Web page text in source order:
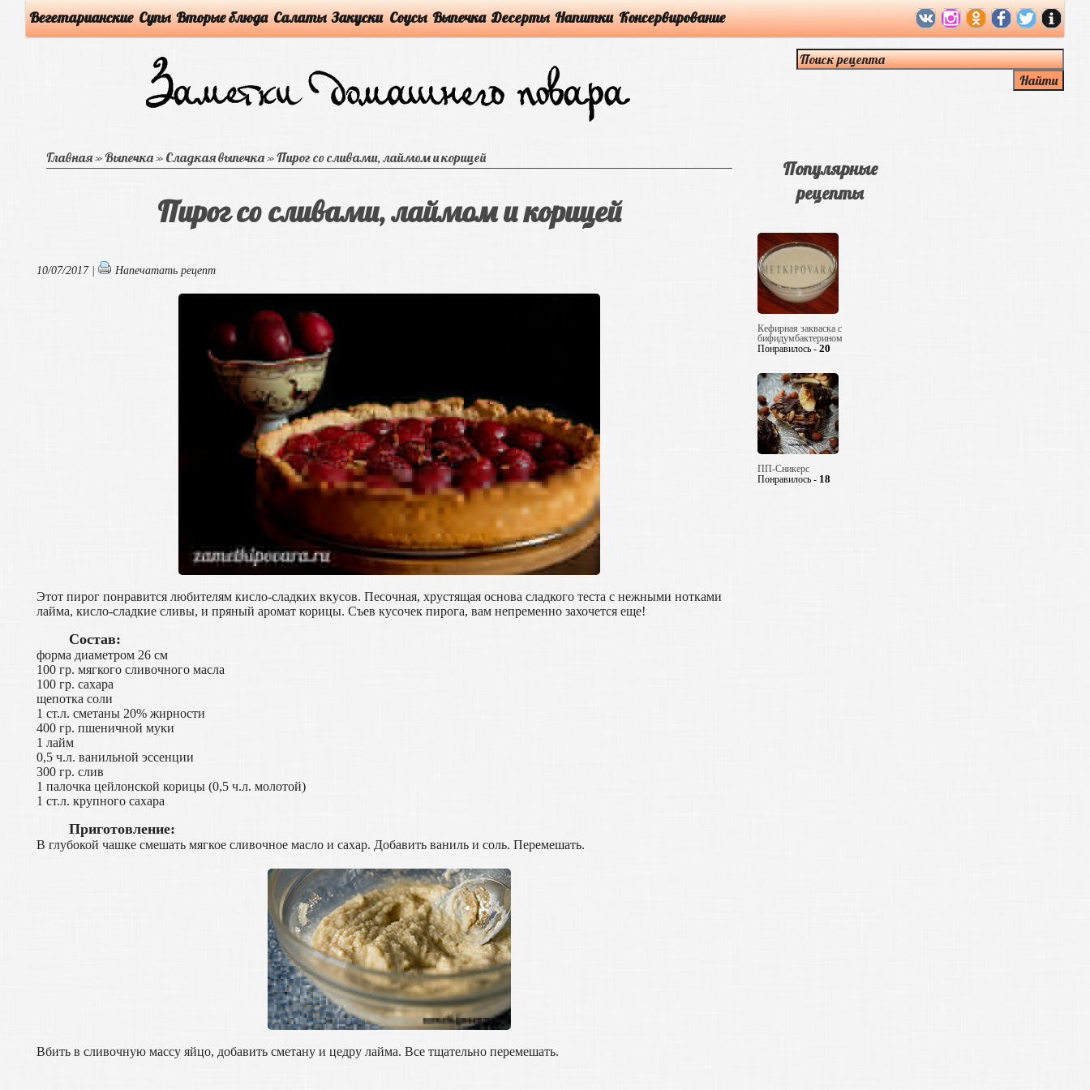
Вегетарианские Супы Вторые блюда Салаты Закуски Соусы Выпечка Десерты Напитки Консервирование
Главная»Выпечка» Сладкая выпечка»Пирог со сливами, лаймом и корицей
Пирог со сливами, лаймом и корицей
10/07/2017 | Напечатать рецепт
Этот пирог понравится любителям кисло-сладких вкусов. Песочная, хрустящая основа сладкого теста с нежными нотками
лайма, кисло-сладкие сливы, и пряный аромат корицы. Съев кусочек пирога, вам непременно захочется еще!
Состав:
форма диаметром 26 см
100 гр. мягкого сливочного масла
100 гр. сахара
щепотка соли
1 ст.л. сметаны 20% жирности
400 гр. пшеничной муки
1 лайм
0,5 ч.л. ванильной эссенции
300 гр. слив
1 палочка цейлонской корицы (0,5 ч.л. молотой)
1 ст.л. крупного сахара
Приготовление:
В глубокой чашке смешать мягкое сливочное масло и сахар. Добавить ваниль и соль. Перемешать.
Вбить в сливочную массу яйцо, добавить сметану и цедру лайма. Все тщательно перемешать.
Популярные
рецепты
Кефирная закваска с
бифидумбактерином
Понравилось - 20
ПП-Сникерс
Понравилось - 18